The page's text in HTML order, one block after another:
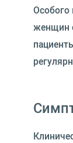
женщин